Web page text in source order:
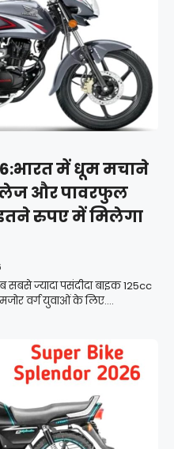
में धूम मचाने
और पावरफुल
रुपए में मिलेगा
ज्यादा पसंदीदा बाइक 125cc
वर्ग युवाओं के लिए....